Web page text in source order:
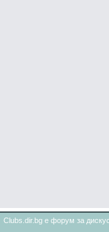
Clubs.dir.bg е форум за